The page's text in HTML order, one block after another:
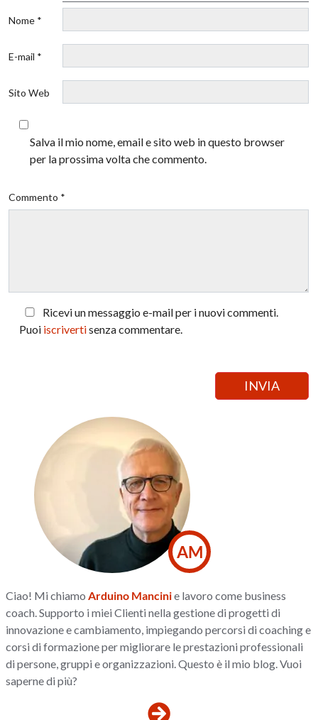
Nome *
E-mail *
Sito Web
Salva il mio nome, email e sito web in questo browser
per la prossima volta che commento.
Commento *
Ricevi un messaggio e-mail per i nuovi commenti.
Puoi iscrivertisenza commentare.
AM
Ciao! Mi chiamo Arduino Mancinie lavoro come business
coach. Supporto i miei Clienti nella gestione di progetti di
innovazione e cambiamento, impiegando percorsi di coaching e
corsi di formazione per migliorare le prestazioni professionali
di persone, gruppi e organizzazioni. Questo è il mio blog. Vuoi
saperne di più?